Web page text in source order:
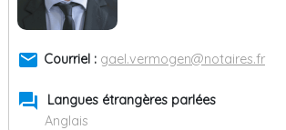
email Courriel : gael.vermogen@notaires.fr
forum
Langues étrangères parlées
Anglais